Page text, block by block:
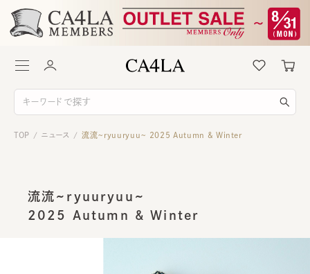
TOP / ニュース / 流流~ryuuryuu~ 2025 Autumn & Winter
流流~ryuuryuu~
2025 Autumn & Winter